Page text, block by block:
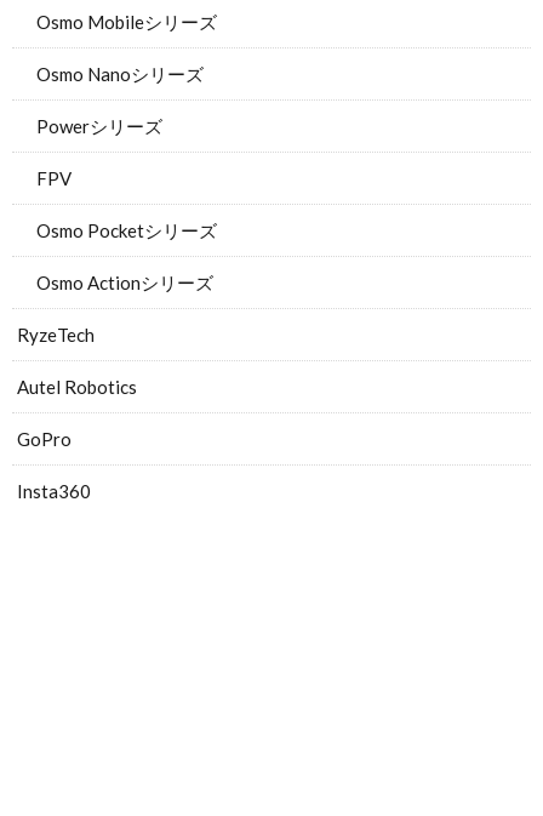
Osmo Mobileシリーズ
Osmo Nanoシリーズ
Powerシリーズ
FPV
Osmo Pocketシリーズ
Osmo Actionシリーズ
RyzeTech
Autel Robotics
GoPro
Insta360